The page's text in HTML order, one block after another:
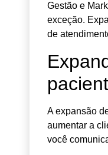
Gestão e
exceção.
de
A expansão
aumentar a
você